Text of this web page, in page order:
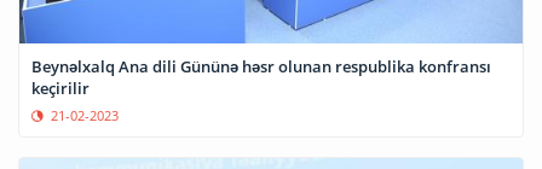
Beynəlxalq Ana dili Gününə həsr olunan respublika konfransı
keçirilir
21-02-2023